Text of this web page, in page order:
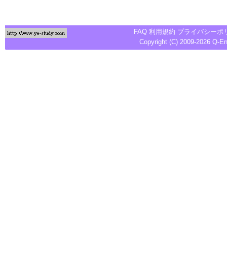
FAQ 利用規約 プライバシーポ
Copyright (C) 2009-2026 Q-